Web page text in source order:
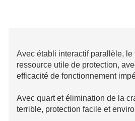
Avec établi interactif parallèle, le
ressource utile de protection,
efficacité de fonctionnement
Avec quart et élimination de la
terrible, protection facile et